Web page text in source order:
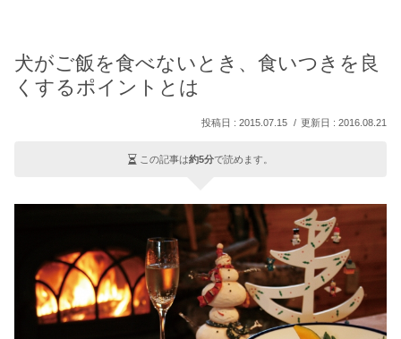
犬がご飯を食べないとき、食いつきを良
くするポイントとは
2015.07.15 2016.08.21
この記事は約5分で読めます。